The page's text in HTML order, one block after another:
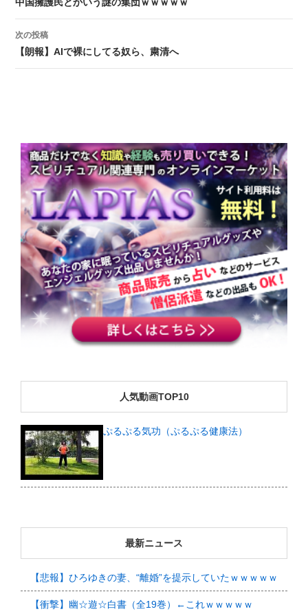
投稿ナビゲーション
次の投稿
【朗報】AIで裸にしてる奴ら、粛清へ
人気動画TOP10
ぷるぷる気功（ぷるぷる健康法）
最新ニュース
【悲報】ひろゆきの妻、“離婚”を提示していたｗｗｗｗｗ
【衝撃】幽☆遊☆白書（全19巻）←これｗｗｗｗｗ